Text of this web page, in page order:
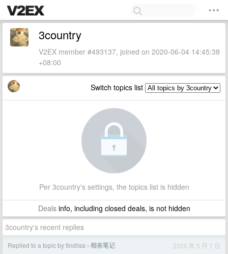
3country
V2EX member #493137, joined on 2020-06-04 14:45:38
+08:00
Switch topics list
Per 3country's settings, the topics list is hidden
Dealsinfo, including closed deals, is not hidden
3country's recent replies
Replied to a topic by findlisa › 相亲笔记 2025 年 5 月 7 日